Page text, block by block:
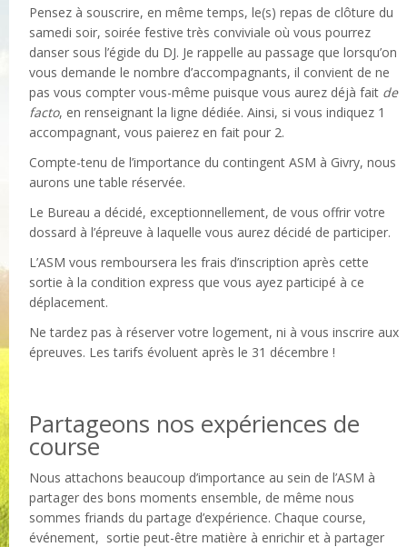
Pensez à souscrire, en même temps, le(s) repas de clôture du
samedi soir, soirée festive très conviviale où vous pourrez
danser sous l’égide du DJ. Je rappelle au passage que lorsqu’on
vous demande le nombre d’accompagnants, il convient de ne
pas vous compter vous-même puisque vous aurez déjà fait de
facto, en renseignant la ligne dédiée. Ainsi, si vous indiquez 1
accompagnant, vous paierez en fait pour 2.
Compte-tenu de l’importance du contingent ASM à Givry, nous
aurons une table réservée.
Le Bureau a décidé, exceptionnellement, de vous offrir votre
dossard à l’épreuve à laquelle vous aurez décidé de participer.
L’ASM vous remboursera les frais d’inscription après cette
sortie à la condition express que vous ayez participé à ce
déplacement.
Ne tardez pas à réserver votre logement, ni à vous inscrire aux
épreuves. Les tarifs évoluent après le 31 décembre !
Partageons nos expériences de
course
Nous attachons beaucoup d’importance au sein de l’ASM à
partager des bons moments ensemble, de même nous
sommes friands du partage d’expérience. Chaque course,
événement, sortie peut-être matière à enrichir et à partager